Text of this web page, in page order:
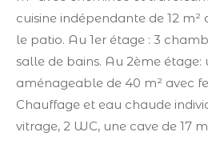
cuisine indépendante de 12
le patio. Au 1er étage : 3
salle de bains. Au 2ème étage:
aménageable de 40 m² avec
Chauffage et eau chaude
vitrage, 2 WC, une cave de 17